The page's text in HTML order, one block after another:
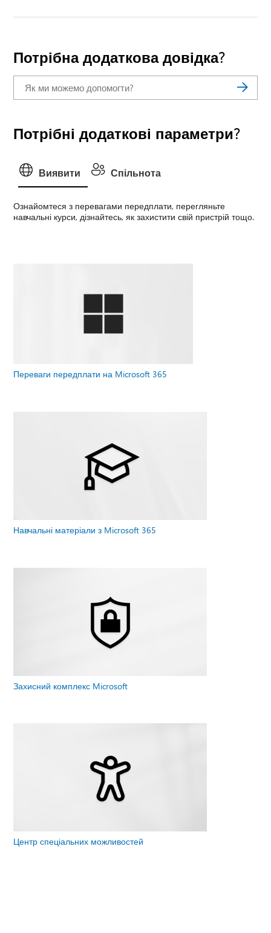
Потрібна додаткова довідка?
Потрібні додаткові параметри?
Виявити Спільнота
Ознайомтеся з перевагами передплати, перегляньте
навчальні курси, дізнайтесь, як захистити свій пристрій тощо.
Переваги передплати на Microsoft 365
Навчальні матеріали з Microsoft 365
Захисний комплекс Microsoft
Центр спеціальних можливостей